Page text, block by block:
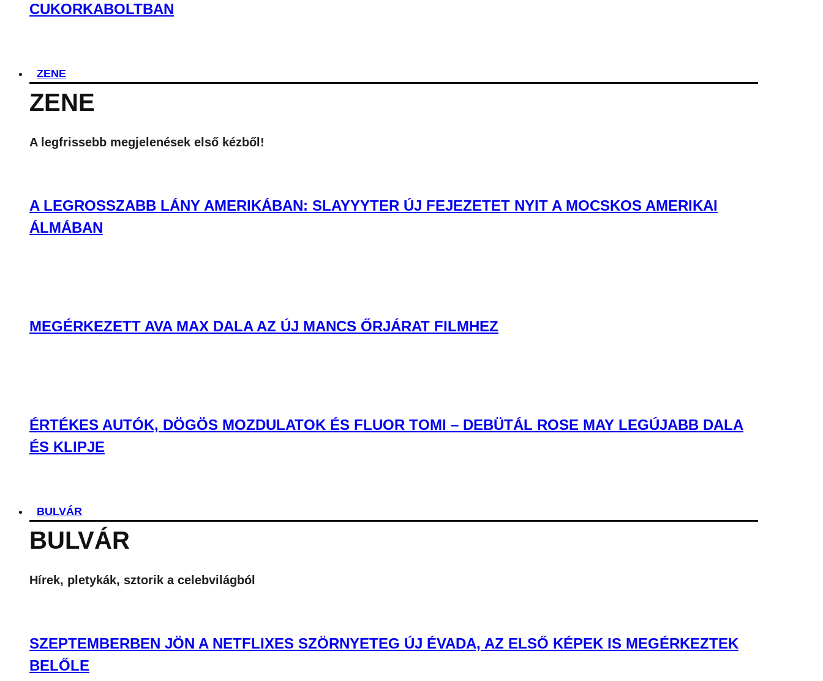
CUKORKABOLTBAN
ZENE
ZENE
A legfrissebb megjelenések első kézből!
A LEGROSSZABB LÁNY AMERIKÁBAN: SLAYYYTER ÚJ FEJEZETET NYIT A MOCSKOS AMERIKAI
ÁLMÁBAN
MEGÉRKEZETT AVA MAX DALA AZ ÚJ MANCS ŐRJÁRAT FILMHEZ
ÉRTÉKES AUTÓK, DÖGÖS MOZDULATOK ÉS FLUOR TOMI – DEBÜTÁL ROSE MAY LEGÚJABB DALA
ÉS KLIPJE
BULVÁR
BULVÁR
Hírek, pletykák, sztorik a celebvilágból
SZEPTEMBERBEN JÖN A NETFLIXES SZÖRNYETEG ÚJ ÉVADA, AZ ELSŐ KÉPEK IS MEGÉRKEZTEK
BELŐLE